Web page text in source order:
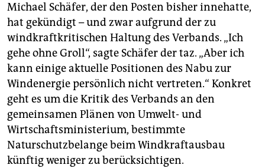
genossenschaft
epaper login
Michael Schäfer, der den Posten bisher innehatte,
hat gekündigt – und zwar aufgrund der zu
windkraftkritischen Haltung des Verbands. „Ich
gehe ohne Groll“, sagte Schäfer der taz. „Aber ich
kann einige aktuelle Positionen des Nabu zur
Windenergie persönlich nicht vertreten.“ Konkret
geht es um die Kritik des Verbands an den
gemeinsamen Plänen von Umwelt- und
Wirtschaftsministerium, bestimmte
Naturschutzbelange beim Windkraftausbau
künftig weniger zu berücksichtigen.